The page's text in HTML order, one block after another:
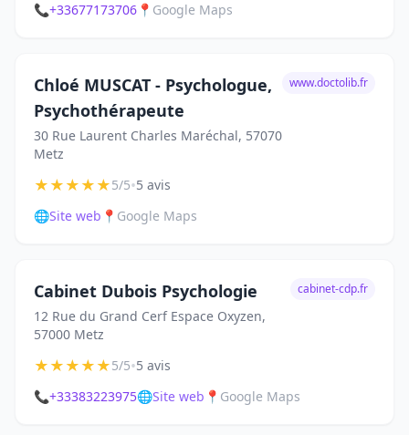
📞+33677173706 📍 Google Maps
Chloé MUSCAT - Psychologue,
Psychothérapeute
30 Rue Laurent Charles Maréchal, 57070
Metz
www.doctolib.fr
★★★★★5/5•5 avis
🌐Site web 📍 Google Maps
Cabinet Dubois Psychologie
12 Rue du Grand Cerf Espace Oxyzen,
57000 Metz
cabinet-cdp.fr
★★★★★5/5•5 avis
📞+33383223975🌐Site web 📍 Google Maps